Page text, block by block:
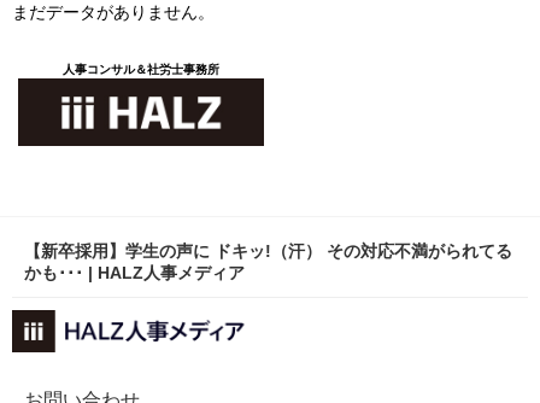
まだデータがありません。
人事コンサル＆社労士事務所
【新卒採用】学生の声に ドキッ!（汗） その対応不満がられてる
かも･･･ | HALZ人事メディア